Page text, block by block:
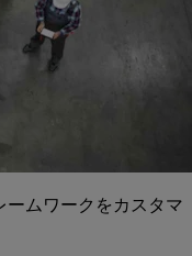
ームワークをカスタマ